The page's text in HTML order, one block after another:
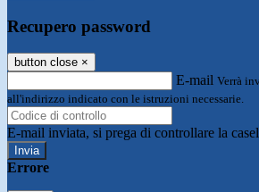
Recupero password
button close ×
E-mail Verrà
all'indirizzo indicato con le istruzioni necessarie.
E-mail inviata, si prega di controllare la
Errore